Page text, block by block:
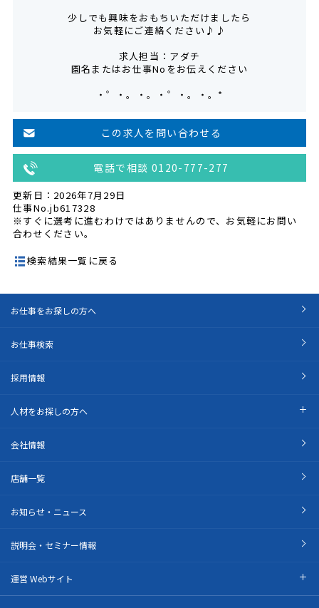
少しでも興味をおもちいただけましたら
お気軽にご連絡ください♪♪
求人担当：アダチ
園名またはお仕事Noをお伝えください
・゜・。・。・゜・。・。*
この求人を問い合わせる
電話で相談 0120-777-277
更新日：2026年7月29日
仕事No.jb617328
※すぐに選考に進むわけではありませんので、お気軽にお問い
合わせください。
検索結果一覧に戻る
お仕事をお探しの方へ
お仕事検索
採用情報
人材をお探しの方へ
会社情報
店舗一覧
お知らせ・ニュース
説明会・セミナー情報
運営 Webサイト